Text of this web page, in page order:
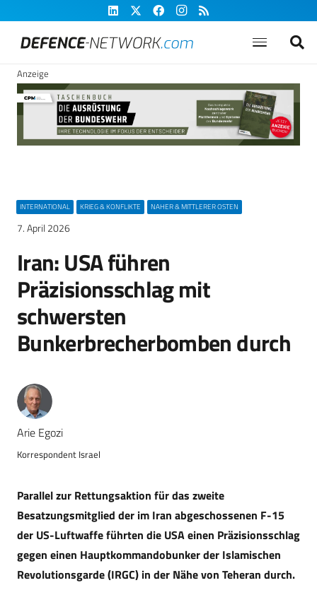
Anzeige
INTERNATIONAL KRIEG & KONFLIKTE NAHER & MITTLERER OSTEN
7. April 2026
Iran: USA führen
Präzisionsschlag mit
schwersten
Bunkerbrecherbomben durch
Arie Egozi
Korrespondent Israel
Parallel zur Rettungsaktion für das zweite
Besatzungsmitglied der im Iran abgeschossenen F-15
der US-Luftwaffe führten die USA einen Präzisionsschlag
gegen einen Hauptkommandobunker der Islamischen
Revolutionsgarde (IRGC) in der Nähe von Teheran durch.